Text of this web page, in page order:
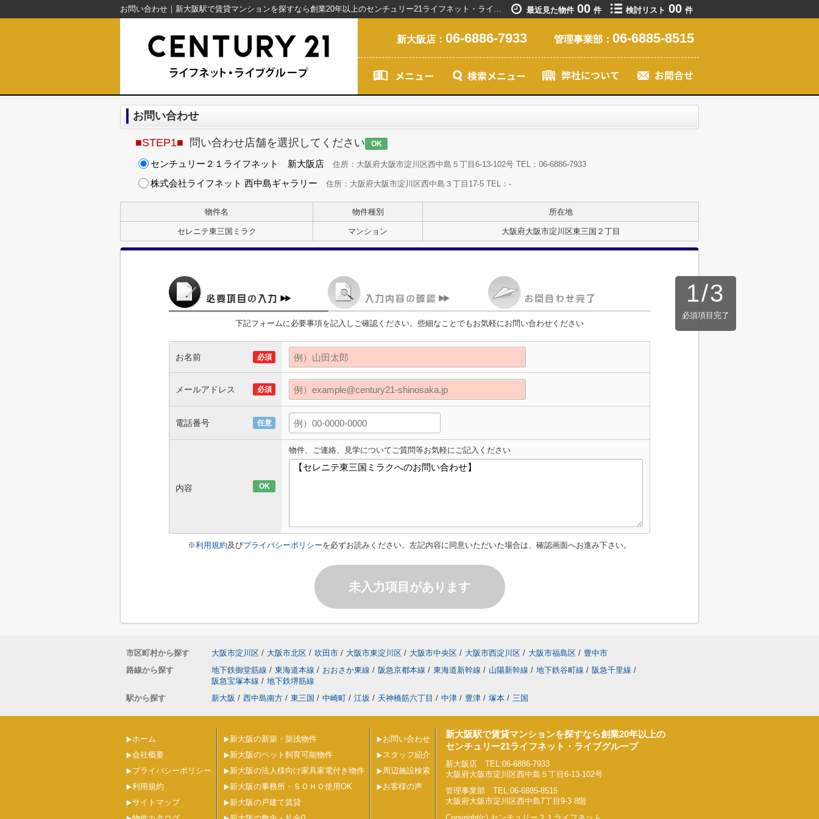
お問い合わせ｜新大阪駅で賃貸マンションを探すなら創業20年以上のセンチュリー21ライフネット・ライブグループ 最近見た物件 00 件 検討リスト 00 件
新大阪店： 06-6886-7933 管理事業部： 06-6885-8515
お問い合わせ
■STEP1■ 問い合わせ店舗を選択してください OK
センチュリー２１ライフネット 新大阪店 住所：大阪府大阪市淀川区西中島５丁目6-13-102号 TEL：06-6886-7933
株式会社ライフネット 西中島ギャラリー 住所：大阪府大阪市淀川区西中島３丁目17-5 TEL：-
物件名 物件種別 所在地
セレニテ東三国ミラク マンション 大阪府大阪市淀川区東三国２丁目
1/3
必須項目完了
下記フォームに必要事項を記入しご確認ください。些細なことでもお気軽にお問い合わせください
お名前 必須
メールアドレス 必須
電話番号 任意
内容 OK
物件、ご連絡、見学についてご質問等お気軽にご記入ください
※利用規約及びプライバシーポリシーを必ずお読みください。左記内容に同意いただいた場合は、確認画面へお進み下さい。
未入力項目があります
市区町村から探す 大阪市淀川区 / 大阪市北区 / 吹田市 / 大阪市東淀川区 / 大阪市中央区 / 大阪市西淀川区 / 大阪市福島区 / 豊中市
路線から探す
地下鉄御堂筋線 / 東海道本線 / おおさか東線 / 阪急京都本線 / 東海道新幹線 / 山陽新幹線 / 地下鉄谷町線 / 阪急千里線 /
阪急宝塚本線 / 地下鉄堺筋線
駅から探す
新大阪 / 西中島南方 / 東三国 / 中崎町 / 江坂 / 天神橋筋六丁目 / 中津 / 豊津 / 塚本 / 三国
ホーム
会社概要
プライバシーポリシー
利用規約
サイトマップ
新大阪の新築・築浅物件
新大阪のペット飼育可能物件
新大阪の法人様向け家具家電付き物件
新大阪の事務所・ＳＯＨＯ使用OK
新大阪の戸建て賃貸
お問い合わせ
スタッフ紹介
周辺施設検索
お客様の声
新大阪駅で賃貸マンションを探すなら創業20年以上の
センチュリー21ライフネット・ライブグループ
新大阪店 TEL:06-6886-7933
大阪府大阪市淀川区西中島５丁目6-13-102号
管理事業部 TEL:06-6885-8515
大阪府大阪市淀川区西中島7丁目9-3 8階